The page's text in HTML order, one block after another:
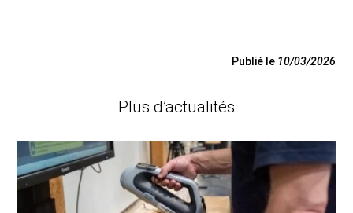
Publié le 10/03/2026
Plus d’actualités